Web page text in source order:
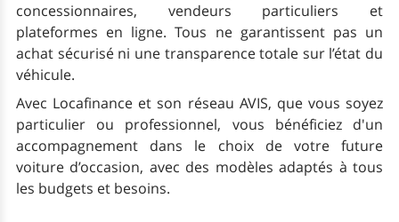
concessionnaires, vendeurs particuliers et
plateformes en ligne. Tous ne garantissent pas un
achat sécurisé ni une transparence totale sur l’état du
véhicule.
Avec Locafinance et son réseau AVIS, que vous soyez
particulier ou professionnel, vous bénéficiez d'un
accompagnement dans le choix de votre future
voiture d’occasion, avec des modèles adaptés à tous
les budgets et besoins.